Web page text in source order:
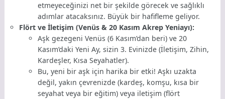
etmeyeceğinizi net bir şekilde görecek ve sağlıklı
adımlar atacaksınız. Büyük bir hafifleme geliyor.
Flört ve İletişim (Venüs & 20 Kasım Akrep Yeniayı):
Aşk gezegeni Venüs (6 Kasım’dan beri) ve 20
Kasım’daki Yeni Ay, sizin 3. Evinizde (İletişim, Zihin,
Kardeşler, Kısa Seyahatler).
Bu, yeni bir aşk için harika bir etki! Aşkı uzakta
değil, yakın çevrenizde (kardeş, komşu, kısa bir
seyahat veya bir eğitim) veya iletişim (flört